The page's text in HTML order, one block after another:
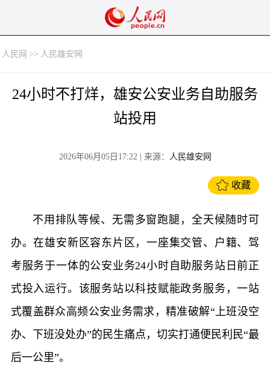
人民网 >> 人民雄安网
24小时不打烊，雄安公安业务自助服务
站投用
2026年06月05日17:22| 来源： 人民雄安网
收藏
不用排队等候、无需多窗跑腿，全天候随时可
办。在雄安新区容东片区，一座集交管、户籍、驾
考服务于一体的公安业务24小时自助服务站日前正
式投入运行。该服务站以科技赋能政务服务，一站
式覆盖群众高频公安业务需求，精准破解“上班没空
办、下班没处办”的民生痛点，切实打通便民利民“最
后一公里”。